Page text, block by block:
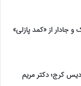
جادار از «کمد پازلی»
کرج؛ دکتر مریم